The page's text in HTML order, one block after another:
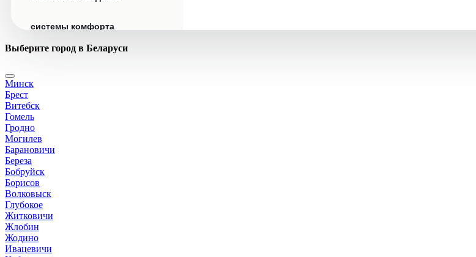
системы комфорта
стекла
стеклоочистители
топливная система
тормозная система
трансмиссия
электрика
Выберите город в Беларуси
Минск
Брест
Витебск
Гомель
Гродно
Могилев
Барановичи
Береза
Бобруйск
Борисов
Волковыск
Глубокое
Житковичи
Жлобин
Жодино
Ивацевичи